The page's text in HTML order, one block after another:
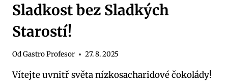
Sladkost bez Sladkých
Starostí!
OdGastro Profesor 27. 8. 2025
Vítejte uvnitř světa nízkosacharidové čokolády!